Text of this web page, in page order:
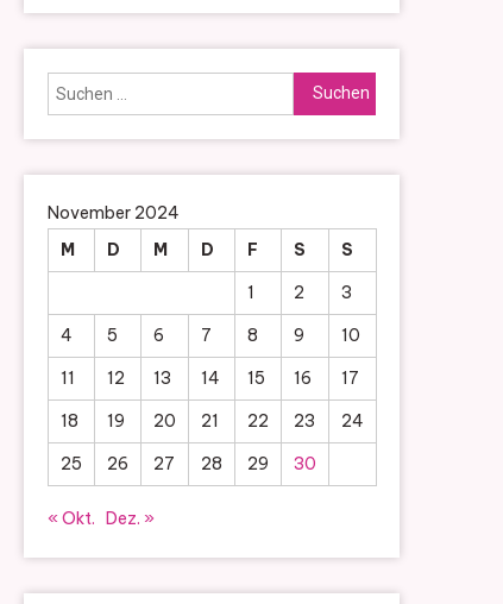
Suchen
nach:
November 2024
M
D M D F S
S
1
2
3
4
5 6 7 8 9
10
11
12 13 14 15 16
17
18
19 20 21 22 23
24
25
26 27 28 29 30
« Okt. Dez. »